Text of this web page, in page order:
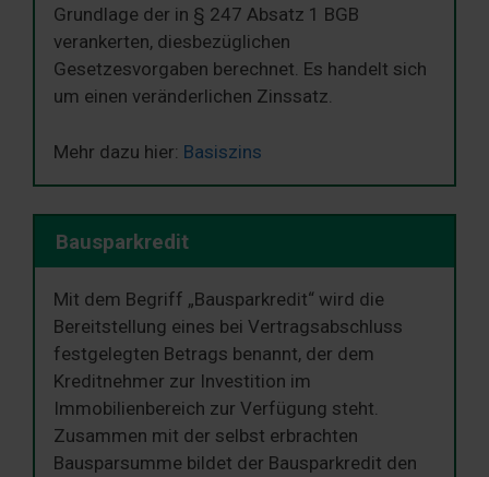
Grundlage der in § 247 Absatz 1 BGB
verankerten, diesbezüglichen
Gesetzesvorgaben berechnet. Es handelt sich
um einen veränderlichen Zinssatz.
Mehr dazu hier: Basiszins
Bausparkredit
Mit dem Begriff „Bausparkredit“ wird die
Bereitstellung eines bei Vertragsabschluss
festgelegten Betrags benannt, der dem
Kreditnehmer zur Investition im
Immobilienbereich zur Verfügung steht.
Zusammen mit der selbst erbrachten
Bausparsumme bildet der Bausparkredit den